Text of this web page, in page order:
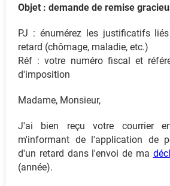
Objet : demande de remise
PJ : énumérez les justificatifs
retard (chômage, maladie, etc.)
Réf : votre numéro fiscal et
d'imposition
Madame, Monsieur,
J'ai bien reçu votre courrier
m'informant de l'application de
d'un retard dans l'envoi de ma
(année).